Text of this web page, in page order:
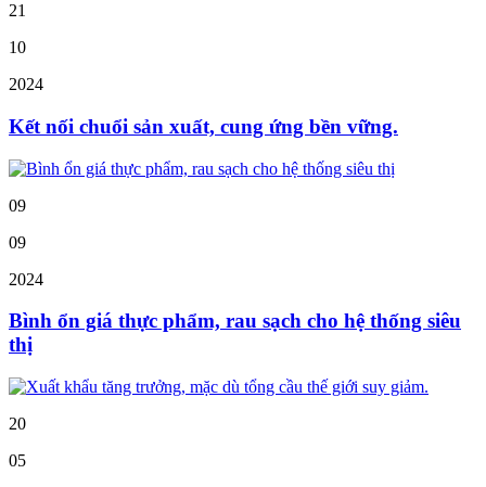
21
10
2024
Kết nối chuổi sản xuất, cung ứng bền vững.
09
09
2024
Bình ổn giá thực phẩm, rau sạch cho hệ thống siêu
thị
20
05